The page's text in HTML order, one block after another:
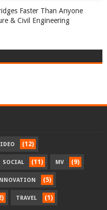
Faster Than Anyone
& Civil Engineering
(12)
SOCIAL (11) MV (9)
(5)
TRAVEL (1)